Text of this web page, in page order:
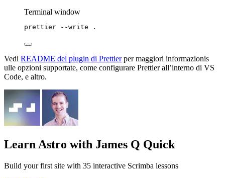
Terminal window
prettier --write .
Vedi README del plugin di Prettierper maggiori informazionis
ulle opzioni supportate, come configurare Prettier all’interno di VS
Code, e altro.
Learn Astro with James Q Quick
Build your first site with 35 interactive Scrimba lessons